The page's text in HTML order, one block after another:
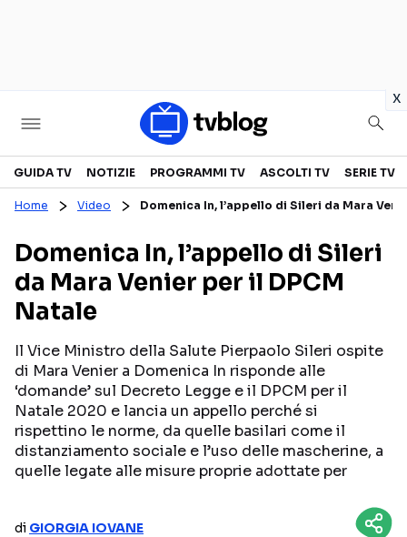
x
Televisione
CANALI TV
PROGRAMMI TV
PERSONAGGI TV
SERIE TV
REALITY SHOW
Streaming
NETFLIX
AMAZON PRIME VIDEO
MEDIASET INFINITY
DAZN
GUIDA TV NOTIZIE PROGRAMMI TV ASCOLTI TV SERIE TV
Home Video Domenica In, l’appello di Sileri da Mara
Domenica In, l’appello di Sileri
da Mara Venier per il DPCM
Natale
Il Vice Ministro della Salute Pierpaolo Sileri ospite
di Mara Venier a Domenica In risponde alle
‘domande’ sul Decreto Legge e il DPCM per il
Natale 2020 e lancia un appello perché si
rispettino le norme, da quelle basilari come il
distanziamento sociale e l’uso delle mascherine, a
quelle legate alle misure proprie adottate per
di GIORGIA IOVANE